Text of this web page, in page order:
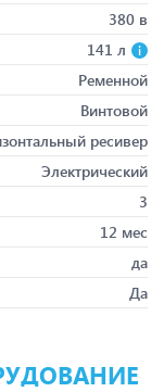
380 в
141 л
Ременной
Винтовой
ресивер
Электрический
3
12 мес
да
Да